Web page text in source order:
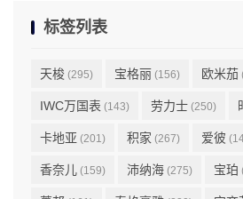
标签列表
天梭 (295) 宝格丽 (156) 欧米茄
IWC万国表 (143) 劳力士 (250)
卡地亚 (201) 积家 (267) 爱彼
香奈儿 (159) 沛纳海 (275) 宝珀